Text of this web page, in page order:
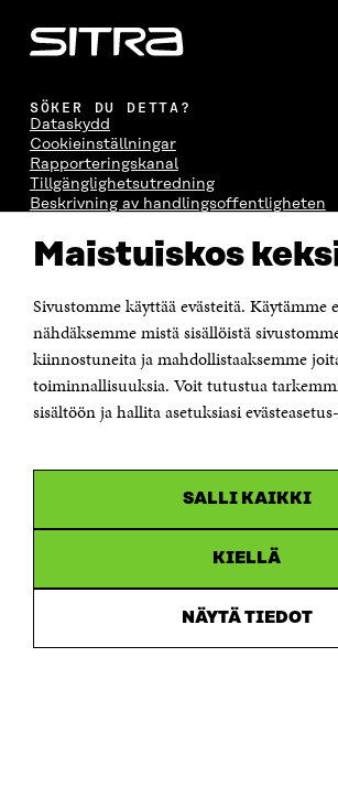
Maistuiskos
Sivustomme käyttää evästeitä. Käytämme
nähdäksemme mistä sisällöistä
kiinnostuneita ja mahdollistaaksemme
toiminnallisuuksia. Voit tutustua
sisältöön ja hallita asetuksiasi
SALLI KAIKKI
KIELLÄ
NÄYTÄ TIEDOT
SÖKER DU DETTA?
Dataskydd
Cookieinställningar
Rapporteringskanal
Tillgänglighetsutredning
Beskrivning av handlingsoffentligheten
Jubileumsfonden för Finlands
Östersjögatan 11–13, PB 160,
00181 Helsingfors
Tfn +358 294 618 991
Personalens e-postadresser har formen:
fornamn.efternamn@sitra.fi
fönster
ett
Instagram